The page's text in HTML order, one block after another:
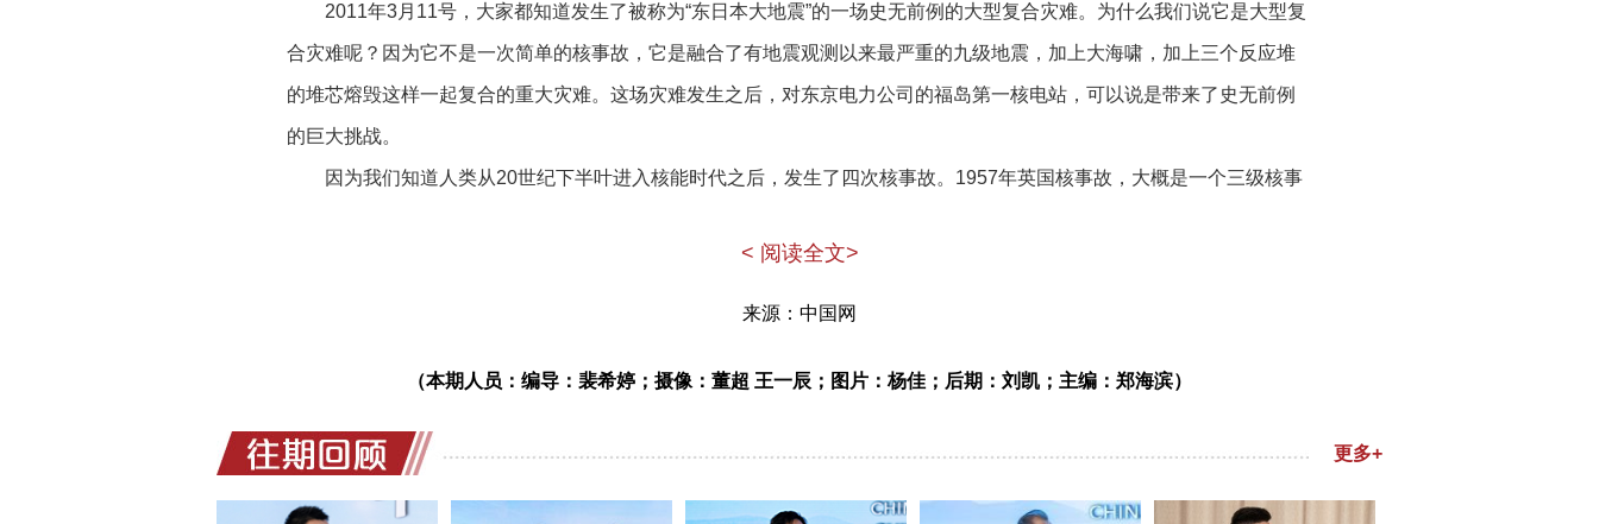
2011年3月11号，大家都知道发生了被称为“东日本大地震”的一场史无前例的大型复合灾难。为什么我们说它是大型复
合灾难呢？因为它不是一次简单的核事故，它是融合了有地震观测以来最严重的九级地震，加上大海啸，加上三个反应堆
的堆芯熔毁这样一起复合的重大灾难。这场灾难发生之后，对东京电力公司的福岛第一核电站，可以说是带来了史无前例
的巨大挑战。
因为我们知道人类从20世纪下半叶进入核能时代之后，发生了四次核事故。1957年英国核事故，大概是一个三级核事
是最严重的七级。所谓的“七级核事故”就是它对整个环境的放射性污染物质的释放达到了一个相当高的、相当严重的水平。
福岛核事故和切尔诺贝利核事故虽然同为七级核事故，但是现在据日本国内外的科学家的一个检算，福岛核事故向环境释
我们曾经在一份关于福岛核事故的研究著作中提出了一个观点，如果形象地比较，切尔诺贝利核事故和福岛核事故，
可以用“水深火热”来形容。切尔诺贝利核事故是一个控制核反应堆分裂失败的事故，所以它造成了严重的爆炸，产生巨大的
热浪以及放射性物质的弥散，这个是“火热”。而福岛核事故，因为三个反应堆都出现了堆芯熔毁，用句通俗的话说，等于是
整个反应堆烧漏了。烧漏了之后，就造成了一个问题，就是大量的冷却水加上雨水，加上地下水，持续地与熔毁的堆芯发
< 阅读全文>
来源：中国网
（本期人员：编导：裴希婷；摄像：董超 王一辰；图片：杨佳；后期：刘凯；主编：郑海滨）